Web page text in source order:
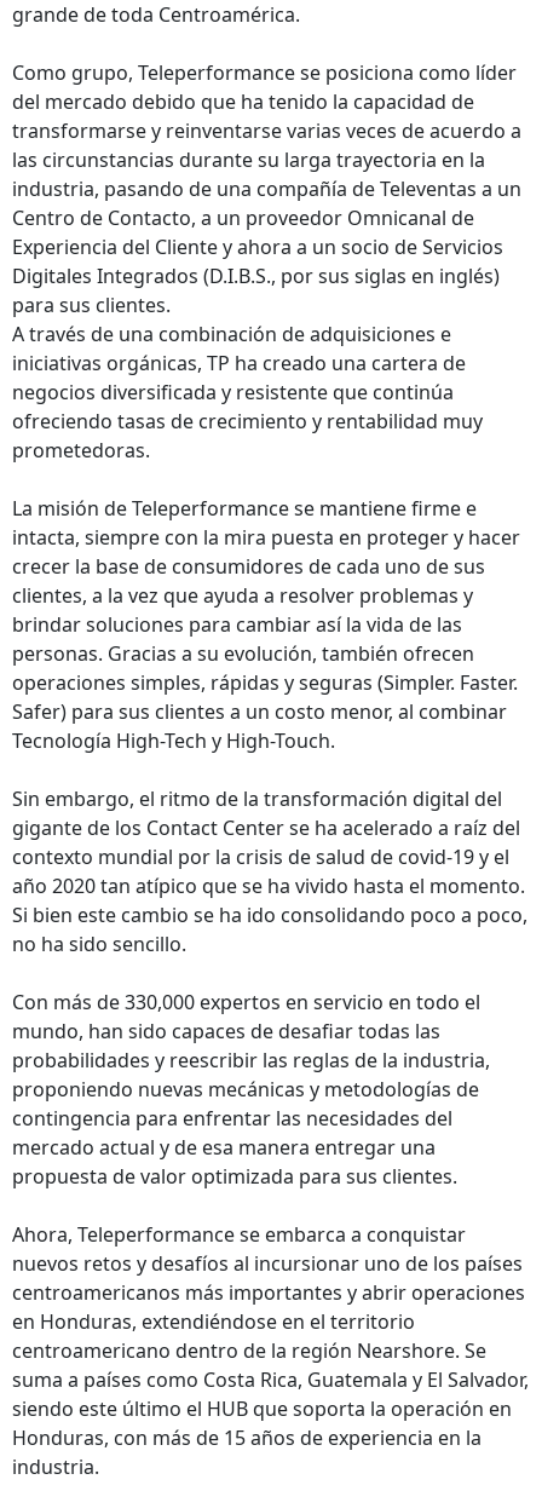
grande de toda Centroamérica.
Como grupo, Teleperformance se posiciona como líder
del mercado debido que ha tenido la capacidad de
transformarse y reinventarse varias veces de acuerdo a
las circunstancias durante su larga trayectoria en la
industria, pasando de una compañía de Televentas a un
Centro de Contacto, a un proveedor Omnicanal de
Experiencia del Cliente y ahora a un socio de Servicios
Digitales Integrados (D.I.B.S., por sus siglas en inglés)
para sus clientes.
A través de una combinación de adquisiciones e
iniciativas orgánicas, TP ha creado una cartera de
negocios diversificada y resistente que continúa
ofreciendo tasas de crecimiento y rentabilidad muy
prometedoras.
La misión de Teleperformance se mantiene firme e
intacta, siempre con la mira puesta en proteger y hacer
crecer la base de consumidores de cada uno de sus
clientes, a la vez que ayuda a resolver problemas y
brindar soluciones para cambiar así la vida de las
personas. Gracias a su evolución, también ofrecen
operaciones simples, rápidas y seguras (Simpler. Faster.
Safer) para sus clientes a un costo menor, al combinar
Tecnología High-Tech y High-Touch.
Sin embargo, el ritmo de la transformación digital del
gigante de los Contact Center se ha acelerado a raíz del
contexto mundial por la crisis de salud de covid-19 y el
año 2020 tan atípico que se ha vivido hasta el momento.
Si bien este cambio se ha ido consolidando poco a poco,
no ha sido sencillo.
Con más de 330,000 expertos en servicio en todo el
mundo, han sido capaces de desafiar todas las
probabilidades y reescribir las reglas de la industria,
proponiendo nuevas mecánicas y metodologías de
contingencia para enfrentar las necesidades del
mercado actual y de esa manera entregar una
propuesta de valor optimizada para sus clientes.
Ahora, Teleperformance se embarca a conquistar
nuevos retos y desafíos al incursionar uno de los países
centroamericanos más importantes y abrir operaciones
en Honduras, extendiéndose en el territorio
centroamericano dentro de la región Nearshore. Se
suma a países como Costa Rica, Guatemala y El Salvador,
siendo este último el HUB que soporta la operación en
Honduras, con más de 15 años de experiencia en la
industria.